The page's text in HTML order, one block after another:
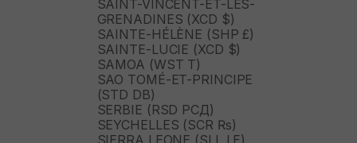
SAINT-VINCENT-ET-LES-
GRENADINES (XCD $)
SAINTE-HÉLÈNE (SHP £)
SAINTE-LUCIE (XCD $)
SAMOA (WST T)
SAO TOMÉ-ET-PRINCIPE
(STD DB)
SERBIE (RSD РСД)
SEYCHELLES (SCR ₨)